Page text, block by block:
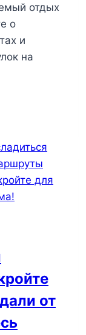
отдых
о
и
на
от